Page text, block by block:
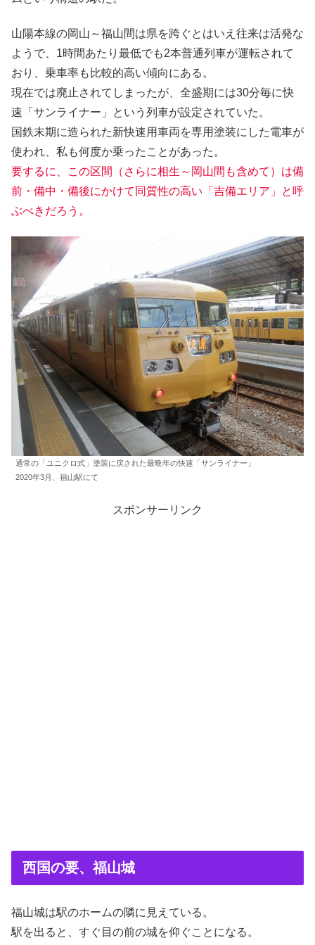
山陽本線の岡山～福山間は県を跨ぐとはいえ往来は活発な
ようで、1時間あたり最低でも2本普通列車が運転されて
おり、乗車率も比較的高い傾向にある。
現在では廃止されてしまったが、全盛期には30分毎に快
速「サンライナー」という列車が設定されていた。
国鉄末期に造られた新快速用車両を専用塗装にした電車が
使われ、私も何度か乗ったことがあった。
要するに、この区間（さらに相生～岡山間も含めて）は備
前・備中・備後にかけて同質性の高い「吉備エリア」と呼
ぶべきだろう。
通常の「ユニクロ式」塗装に戻された最晩年の快速「サンライナー」
2020年3月、福山駅にて
スポンサーリンク
西国の要、福山城
福山城は駅のホームの隣に見えている。
駅を出ると、すぐ目の前の城を仰ぐことになる。